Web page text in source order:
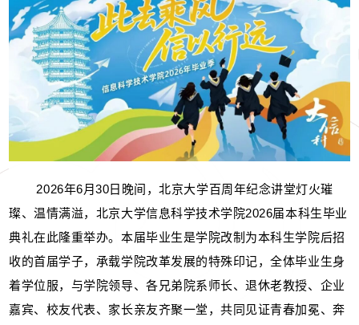
2026年6月30日晚间，北京大学百周年纪念讲堂灯火璀
璨、温情满溢，北京大学信息科学技术学院2026届本科生毕业
典礼在此隆重举办。本届毕业生是学院改制为本科生学院后招
收的首届学子，承载学院改革发展的特殊印记，全体毕业生身
着学位服，与学院领导、各兄弟院系师长、退休老教授、企业
嘉宾、校友代表、家长亲友齐聚一堂，共同见证青春加冕、奔